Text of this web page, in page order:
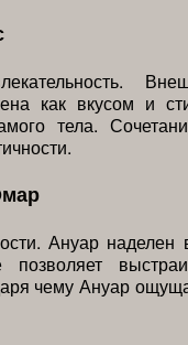
как вкусом и
тела.
Ануар наделен
позволяет
чему Ануар